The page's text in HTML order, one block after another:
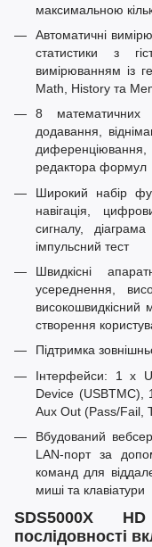
максимальною
Автоматичні
статистики з
вимірюванням із
Math, History та
8 математичних
додавання,
редактора формул
Широкий набір
навігація,
сигналу,
імпульсний тест
Швидкісні
усереднення,
високошвидкісний
створення
Підтримка
Інтерфейси: 1 x
Device (USBTMC),
Aux Out (Pass/
Вбудований
LAN-порт за
команд для
миші та клавіатури
SDS5000X
послідовності